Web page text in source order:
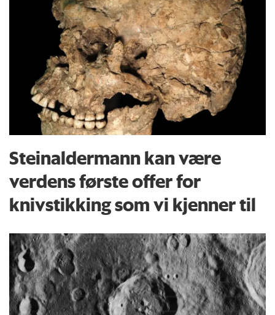
Steinaldermann kan være
verdens første offer for
knivstikking som vi kjenner til